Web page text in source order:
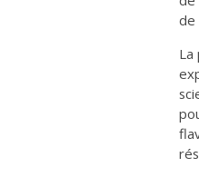
de
La